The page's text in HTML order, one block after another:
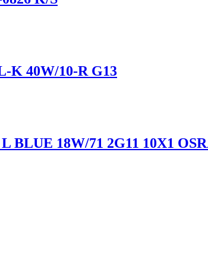
K 40W/10-R G13
BLUE 18W/71 2G11 10X1